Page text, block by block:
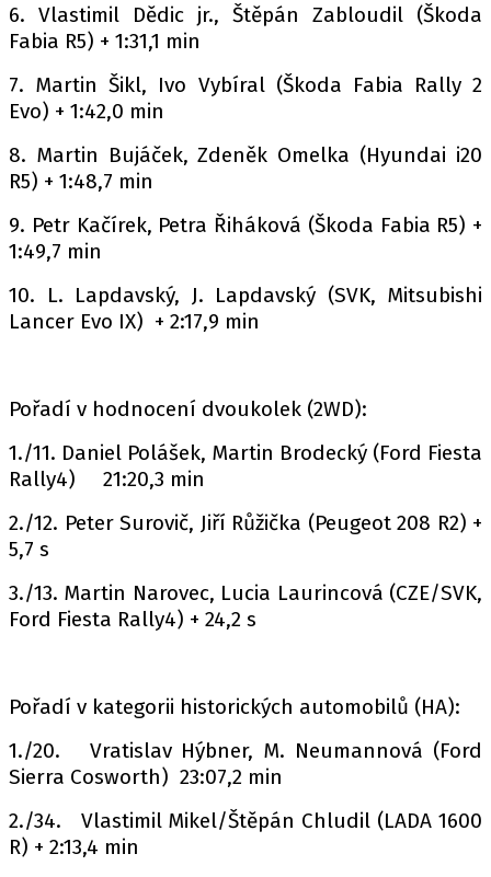
6. Vlastimil Dědic jr., Štěpán Zabloudil (Škoda
Fabia R5) + 1:31,1 min
7. Martin Šikl, Ivo Vybíral (Škoda Fabia Rally 2
Evo) + 1:42,0 min
8. Martin Bujáček, Zdeněk Omelka (Hyundai i20
R5) + 1:48,7 min
9. Petr Kačírek, Petra Řiháková (Škoda Fabia R5) +
1:49,7 min
10. L. Lapdavský, J. Lapdavský (SVK, Mitsubishi
Lancer Evo IX) + 2:17,9 min
Pořadí v hodnocení dvoukolek (2WD):
1./11. Daniel Polášek, Martin Brodecký (Ford Fiesta
Rally4) 21:20,3 min
2./12. Peter Surovič, Jiří Růžička (Peugeot 208 R2) +
5,7 s
3./13. Martin Narovec, Lucia Laurincová (CZE/SVK,
Ford Fiesta Rally4) + 24,2 s
Pořadí v kategorii historických automobilů (HA):
1./20. Vratislav Hýbner, M. Neumannová (Ford
Sierra Cosworth) 23:07,2 min
2./34. Vlastimil Mikel/Štěpán Chludil (LADA 1600
R) + 2:13,4 min